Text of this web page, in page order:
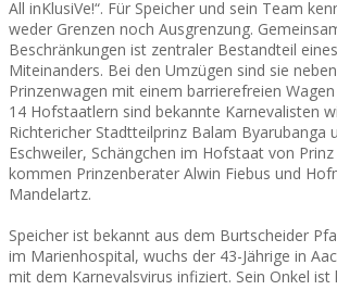
All inKlusiVe!“. Für Speicher und sein Team
weder Grenzen noch Ausgrenzung.
Beschränkungen ist zentraler Bestandteil
Miteinanders. Bei den Umzügen sind sie
Prinzenwagen mit einem barrierefreien
14 Hofstaatlern sind bekannte Karnevalisten
Richtericher Stadtteilprinz Balam Byarubanga
Eschweiler, Schängchen im Hofstaat von
kommen Prinzenberater Alwin Fiebus und
Mandelartz.
Speicher ist bekannt aus dem Burtscheider
im Marienhospital, wuchs der 43-Jährige in
mit dem Karnevalsvirus infiziert. Sein Onkel ist